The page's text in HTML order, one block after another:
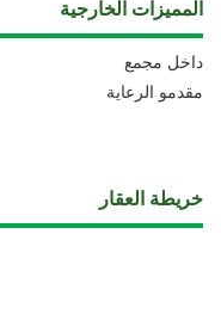
المميزات الخارجية
داخل مجمع
مقدمو الرعاية
خريطة العقار